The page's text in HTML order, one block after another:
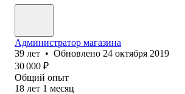
Администратор магазина
39 лет • Обновлено 24 октября 2019
30 000 ₽
Общий опыт
18 лет 1 месяц